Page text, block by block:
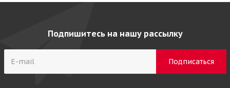
Подпишитесь на нашу рассылку